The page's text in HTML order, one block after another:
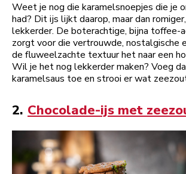
Weet je nog die karamelsnoepjes die je
had? Dit ijs lijkt daarop, maar dan
lekkerder. De boterachtige, bijna toffee-
zorgt voor die vertrouwde, nostalgische
de fluweelzachte textuur het naar een
Wil je het nog lekkerder maken? Voeg
karamelsaus toe en strooi er wat
2. Chocolade-ijs met